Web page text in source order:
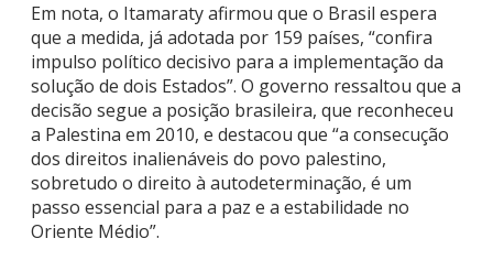
Em nota, o Itamaraty afirmou que o Brasil espera
que a medida, já adotada por 159 países, “confira
impulso político decisivo para a implementação da
solução de dois Estados”. O governo ressaltou que a
decisão segue a posição brasileira, que reconheceu
a Palestina em 2010, e destacou que “a consecução
dos direitos inalienáveis do povo palestino,
sobretudo o direito à autodeterminação, é um
passo essencial para a paz e a estabilidade no
Oriente Médio”.